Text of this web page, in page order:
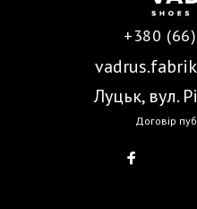
+380
Луцьк, вул.
Договір